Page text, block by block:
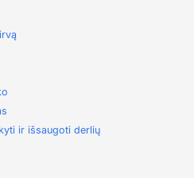
ir išsaugoti derlių